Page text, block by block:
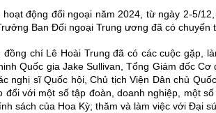
động đối ngoại năm 2024, từ ngày 2-5/
Ban Đối ngoại Trung ương đã có chuyến
đồng chí Lê Hoài Trung đã có các cuộc gặp,
Quốc gia Jake Sullivan, Tổng Giám đốc
nghị sĩ Quốc hội, Chủ tịch Viện Dân chủ
đổi với một số tập đoàn, doanh nghiệp, một
sách của Hoa Kỳ; thăm và làm việc với Đại